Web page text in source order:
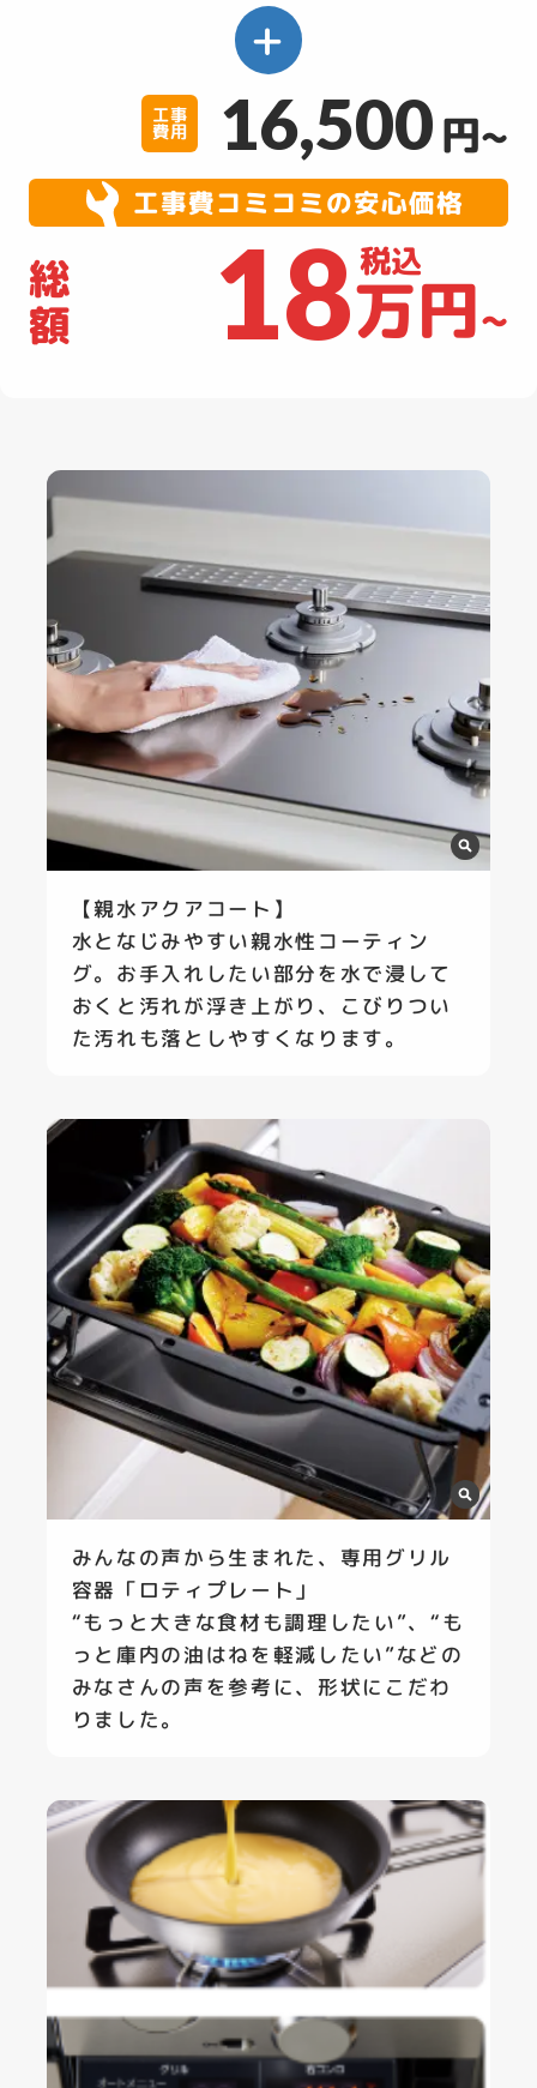
工事
費用 16,500円~
工事費コミコミの安心価格
総
額
18万円~
税込
【親水アクアコート】
水となじみやすい親水性コーティン
グ。お手入れしたい部分を水で浸して
おくと汚れが浮き上がり、こびりつい
た汚れも落としやすくなります。
みんなの声から生まれた、専用グリル
容器「ロティプレート」
“もっと大きな食材も調理したい”、“も
っと庫内の油はねを軽減したい”などの
みなさんの声を参考に、形状にこだわ
りました。